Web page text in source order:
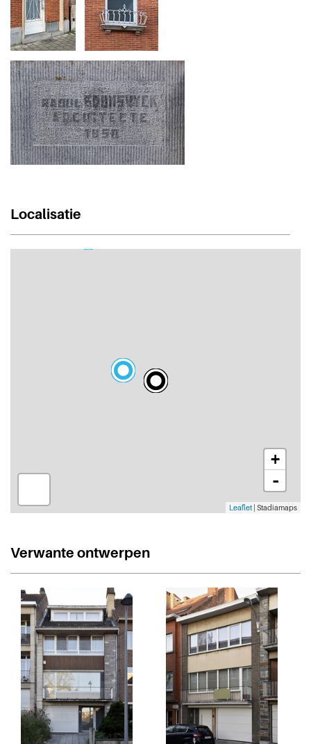
Localisatie
+
-
Leaflet | Stadiamaps
Verwante ontwerpen